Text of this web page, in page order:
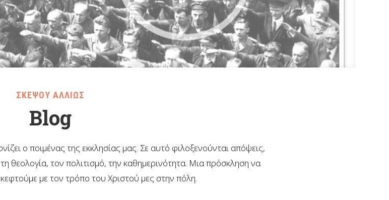
ΣΚΕΨΟΥ ΑΛΛΙΩΣ
Blog
ο ποιμένας της εκκλησίας μας. Σε αυτό φιλοξενούνται απόψεις,
θεολογία, τον πολιτισμό, την καθημερινότητα. Μια πρόσκληση να
με τον τρόπο του Χριστού μες στην πόλη.